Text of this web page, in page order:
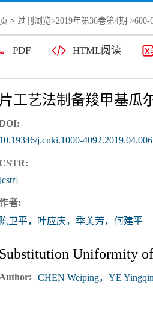
> 过刊浏览>2019年第36卷第4期 >600-
PDF HTML阅读
片工艺法制备羧甲基瓜
10.19346/j.cnki.1000-4092.2019.04.006
[cstr]
者:
陈卫平，叶应庆，季美芳，何建平
Substitution Uniformity
Author: CHEN Weiping，YE